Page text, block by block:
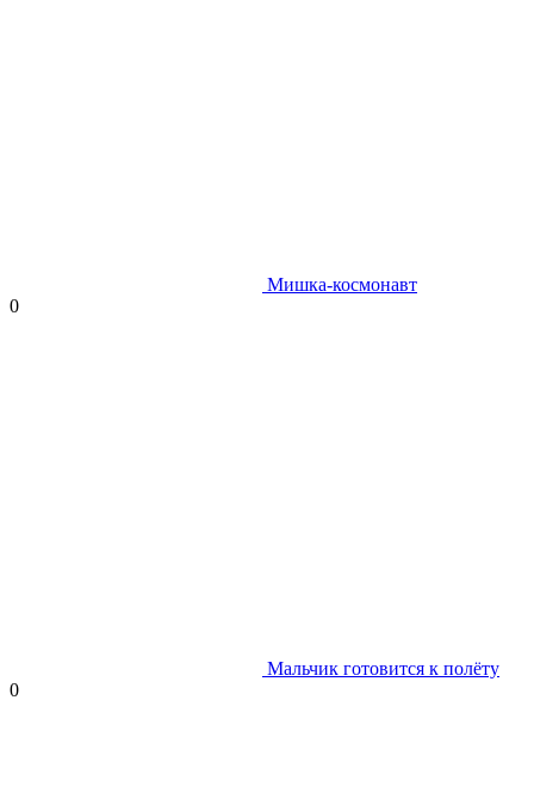
Мишка-космонавт
0
Мальчик готовится к полёту
0